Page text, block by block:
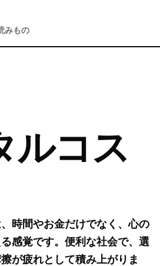
みもの
ルコス
時間やお金だけでなく、心の
感覚です。便利な社会で、選
が疲れとして積み上がりま